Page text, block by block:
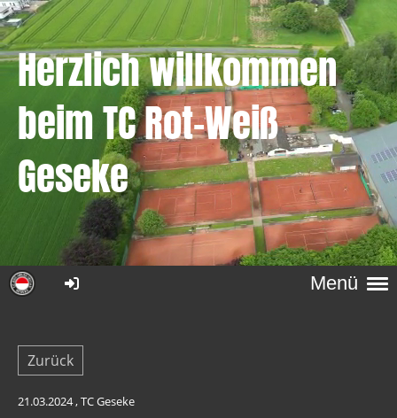
Herzlich willkommen
beimTC Rot-Weiß
Geseke
Menü
Zurück
21.03.2024, TC Geseke